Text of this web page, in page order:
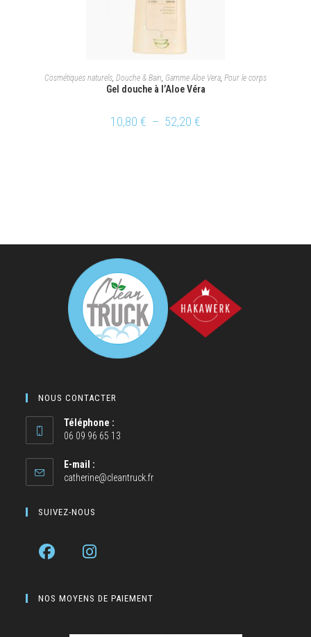
CHOIX DES OPTIONS
Cosmétiques naturels, Douche & Bain, Gamme Aloe Vera, Pour le corps
Gel douche à l’Aloe Véra
10,80 € – 52,20 €
NOUS CONTACTER
Téléphone :
06 09 96 65 13
E-mail :
catherine@cleantruck.fr
SUIVEZ-NOUS
NOS MOYENS DE PAIEMENT